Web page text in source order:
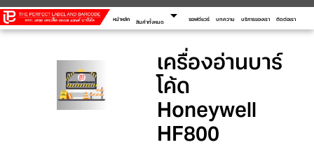
หน้าหลัก สินค้าทั้งหมด arrow_drop_down ซอฟต์แวร์ บทความ บริการของเรา ติดต่อเรา
เครื่องอ่านบาร์
โค้ด
Honeywell
HF800